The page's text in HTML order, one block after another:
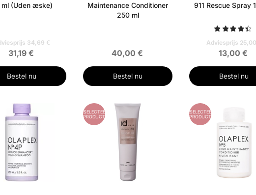
(Uden æske)
34,69 €
31,19 €
Bestel nu
Maintenance Conditioner
250 ml
40,00 €
Bestel nu
911 Rescue Spray
Adviesprijs
13,00 €
Bestel nu
GESELECTEERD
PRODUCT
GESELECTEERD
PRODUCT